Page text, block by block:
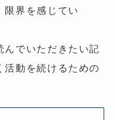
限界を感じてい
んでいただきたい記
活動を続けるための